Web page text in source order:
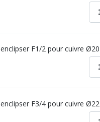
F1/2 pour cuivre Ø20
F3/4 pour cuivre Ø22